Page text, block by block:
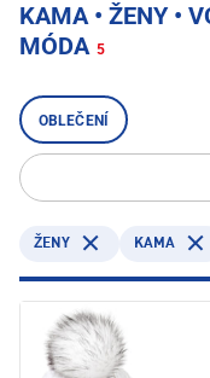
KAMA • ŽENY •
MÓDA 5
OBLEČENÍ
ŽENY KAMA